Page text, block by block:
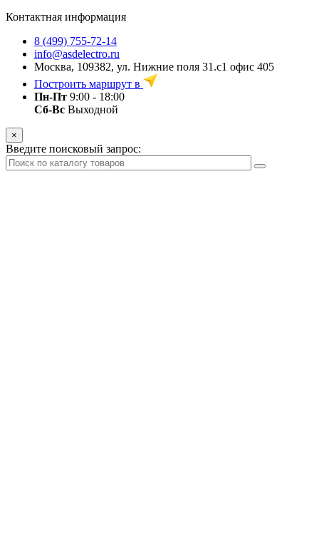
Контактная информация
8 (499) 755-72-14
info@asdelectro.ru
Москва, 109382, ул. Нижние поля 31.с1 офис 405
Построить маршрут в
Пн-Пт 9:00 - 18:00
Сб-Вс Выходной
×
Введите поисковый запрос: